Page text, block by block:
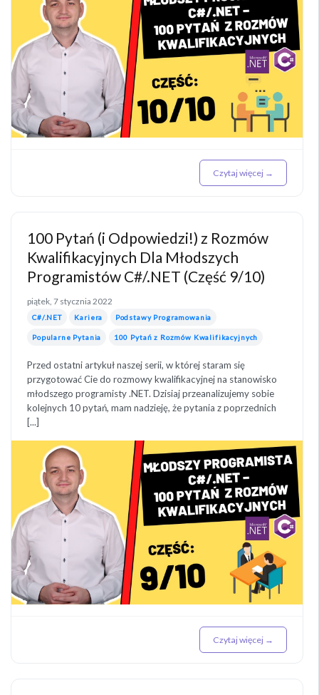
Czytaj więcej →
100 Pytań (i Odpowiedzi!) z Rozmów
Kwalifikacyjnych Dla Młodszych
Programistów C#/.NET (Część 9/10)
piątek, 7 stycznia 2022
C#/.NET Kariera Podstawy Programowania
Popularne Pytania 100 Pytań z Rozmów Kwalifikacyjnych
Przed ostatni artykuł naszej serii, w której staram się
przygotować Cie do rozmowy kwalifikacyjnej na stanowisko
młodszego programisty .NET. Dzisiaj przeanalizujemy sobie
kolejnych 10 pytań, mam nadzieję, że pytania z poprzednich
[...]
Czytaj więcej →